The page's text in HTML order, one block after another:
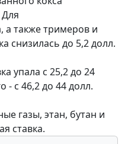
Для
а также тримеров и
снизилась до 5,2 долл.
упала с 25,2 до 24
с 46,2 до 44 долл.
газы, этан, бутан и
ставка.